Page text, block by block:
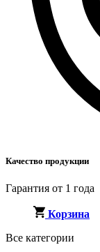
Качество продукции
Гарантия от 1 года
Корзина
Все категории